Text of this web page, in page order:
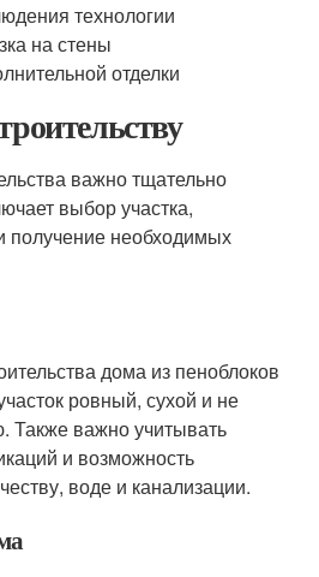
технологии
на стены
отделки
важно тщательно
выбор участка,
получение необходимых
дома из пеноблоков
ровный, сухой и не
Также важно учитывать
и возможность
воде и канализации.